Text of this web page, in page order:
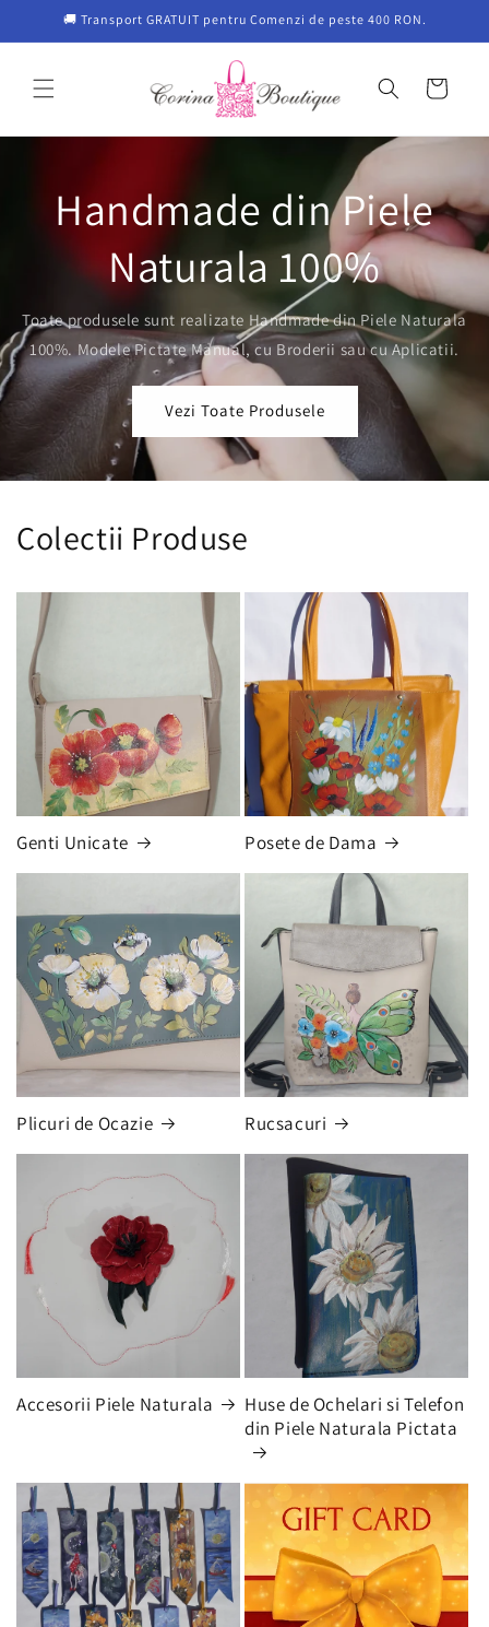
Salt la🚚 Transport GRATUIT pentru Comenzi de peste 400 RON.
Coș
Handmade din Piele
Naturala 100%
Toate produsele sunt realizate Handmade din Piele Naturala
100%. Modele Pictate Manual, cu Broderii sau cu Aplicatii.
Vezi Toate Produsele
Colectii Produse
Genti Unicate Posete de Dama
Plicuri de Ocazie Rucsacuri
Accesorii Piele Naturala
Huse de Ochelari si Telefon
din Piele Naturala Pictata